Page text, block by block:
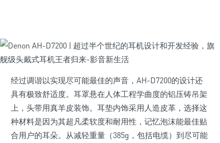
经过调谐以实现尽可能最佳的声音，AH-D7200的设计还
具有极致舒适度。耳罩悬在人体工程学曲度的铝压铸吊架
上，头带用真羊皮装饰。耳垫内饰采用人造皮革，选择这
种材料是因为其超凡柔软度和耐用性，记忆泡沫能最佳贴
合用户的耳朵。从减轻重量（385g，包括电缆）到尽可能